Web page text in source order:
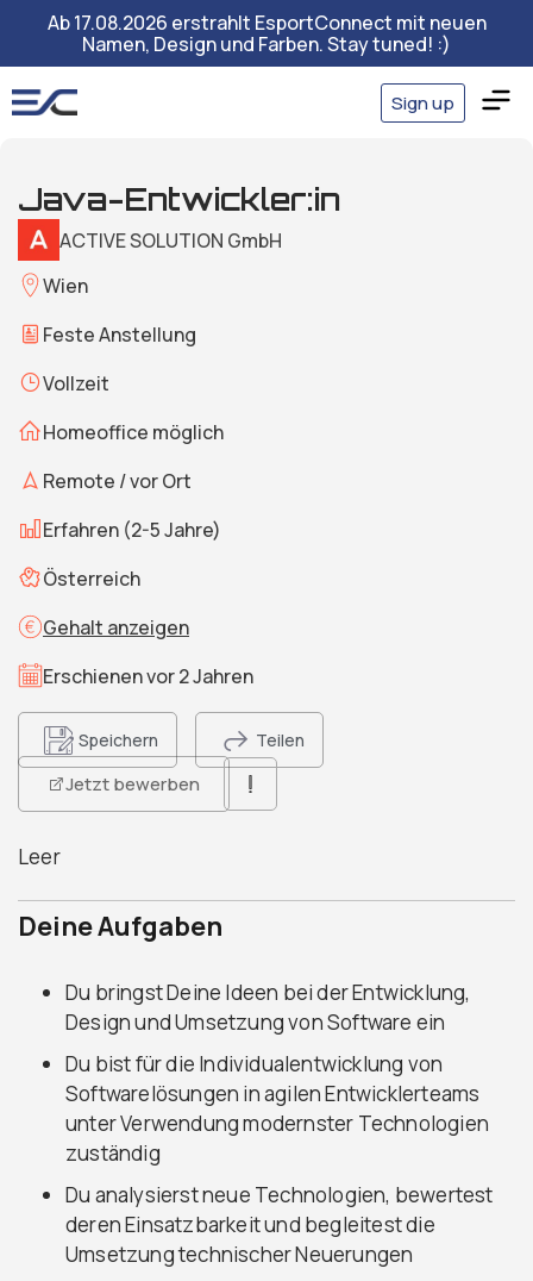
Ab 17.08.2026 erstrahlt EsportConnect mit neuen
Namen, Design und Farben. Stay tuned! :)
Sign up
Java-Entwickler:in
ACTIVE SOLUTION GmbH
Wien
Feste Anstellung
Vollzeit
Homeoffice möglich
Remote / vor Ort
Erfahren (2-5 Jahre)
Österreich
Gehalt anzeigen
Erschienen vor 2 Jahren
Speichern Teilen
Jetzt bewerben
Leer
Deine Aufgaben
Du bringst Deine Ideen bei der Entwicklung,
Design und Umsetzung von Software ein
Du bist für die Individualentwicklung von
Softwarelösungen in agilen Entwicklerteams
unter Verwendung modernster Technologien
zuständig
Du analysierst neue Technologien, bewertest
deren Einsatzbarkeit und begleitest die
Umsetzung technischer Neuerungen